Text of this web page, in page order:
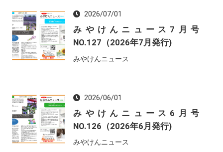
2026/07/01
みやけんニュース7月号
NO.127（2026年7月発行)
みやけんニュース
2026/06/01
みやけんニュース6月号
NO.126（2026年6月発行)
みやけんニュース